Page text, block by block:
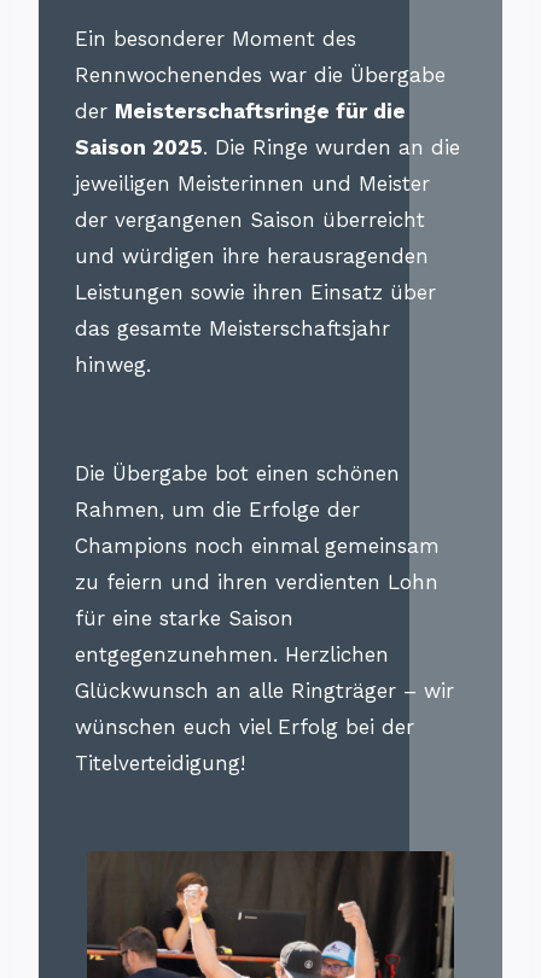
Ein besonderer Moment des
Rennwochenendes war die Übergabe
der Meisterschaftsringe für die
Saison 2025. Die Ringe wurden an die
jeweiligen Meisterinnen und Meister
der vergangenen Saison überreicht
und würdigen ihre herausragenden
Leistungen sowie ihren Einsatz über
das gesamte Meisterschaftsjahr
hinweg.
Die Übergabe bot einen schönen
Rahmen, um die Erfolge der
Champions noch einmal gemeinsam
zu feiern und ihren verdienten Lohn
für eine starke Saison
entgegenzunehmen. Herzlichen
Glückwunsch an alle Ringträger – wir
wünschen euch viel Erfolg bei der
Titelverteidigung!